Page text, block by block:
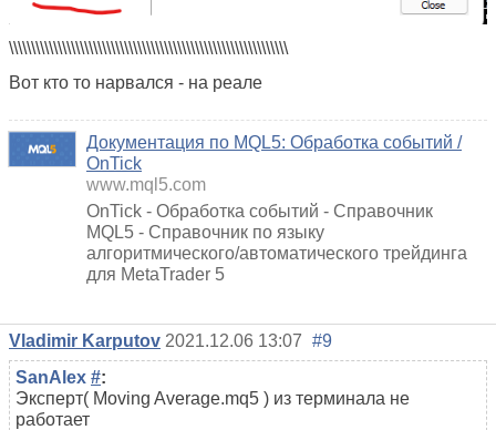
\\\\\\\\\\\\\\\\\\\\\\\\\\\\\\\\\\\\\\\\\\\\\\\\\\\\\\\\\\\\\\\
Вот кто то нарвался - на реале
Документация по MQL5: Обработка событий /
OnTick
www.mql5.com
OnTick - Обработка событий - Справочник
MQL5 - Справочник по языку
алгоритмического/автоматического трейдинга
для MetaTrader 5
Vladimir Karputov 2021.12.06 13:07 #9
SanAlex #:
Эксперт( Moving Average.mq5 ) из терминала не
работает